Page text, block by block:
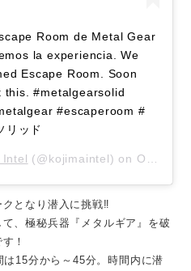
Room de Metal Gear
la experiencia. We
Escape Room. Soon
this. #metalgearsolid
#escaperoom #
リッド
Intel (@kojimaintel) on Oct 9, 2018 at 5:38am PDT
となり潜入に挑戦‼
、極秘兵器『メタルギア』を破
！
15分から～45分。時間内に潜